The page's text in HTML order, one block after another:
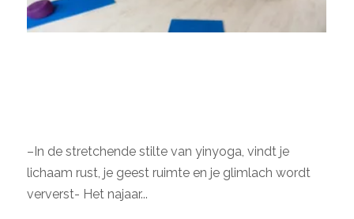
–In de stretchende stilte van yinyoga, vindt je
lichaam rust, je geest ruimte en je glimlach wordt
ververst- Het najaar...